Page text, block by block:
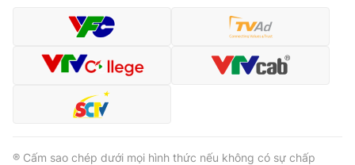
® Cấm sao chép dưới mọi hình thức nếu không có sự chấp